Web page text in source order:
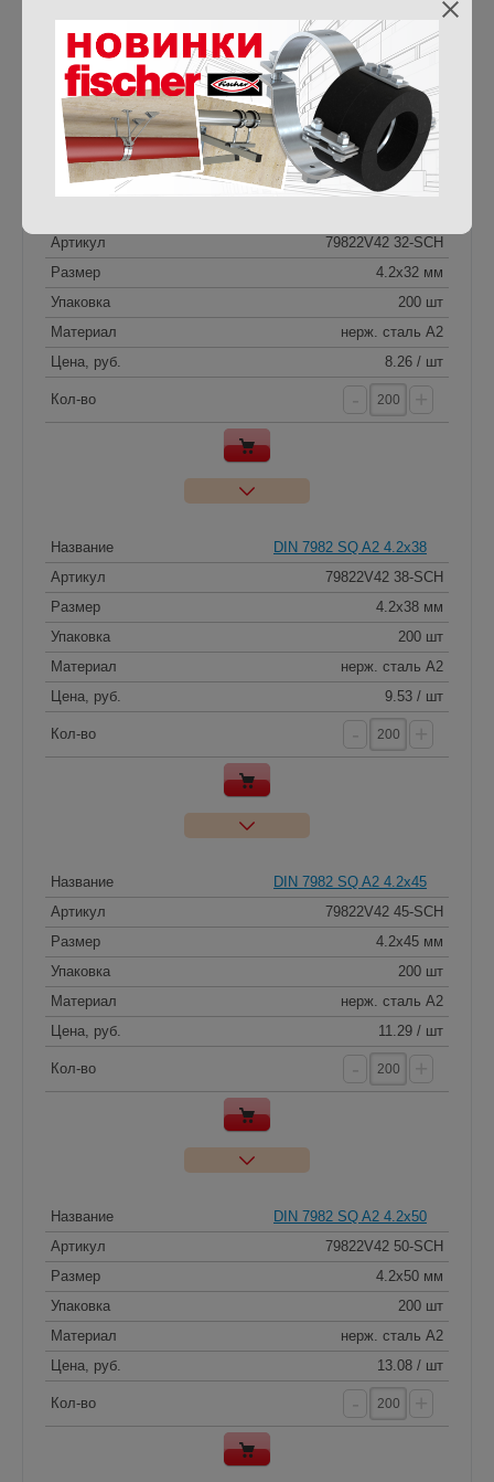
6.68 / шт
Кол-во - +
Артикул
79822V42 32-SCH
Размер
4.2x32 мм
Упаковка
200 шт
Материал
нерж. сталь A2
Цена, руб.
8.26 / шт
Кол-во
Название
DIN 7982 SQ A2 4.2x38
Артикул
79822V42 38-SCH
Размер
4.2x38 мм
Упаковка
200 шт
Материал
нерж. сталь A2
Цена, руб.
9.53 / шт
Кол-во
Название
DIN 7982 SQ A2 4.2x45
Артикул
79822V42 45-SCH
Размер
4.2x45 мм
Упаковка
200 шт
Материал
нерж. сталь A2
Цена, руб.
11.29 / шт
Кол-во
Название
DIN 7982 SQ A2 4.2x50
Артикул
79822V42 50-SCH
Размер
4.2x50 мм
Упаковка
200 шт
Материал
нерж. сталь A2
Цена, руб.
13.08 / шт
Кол-во